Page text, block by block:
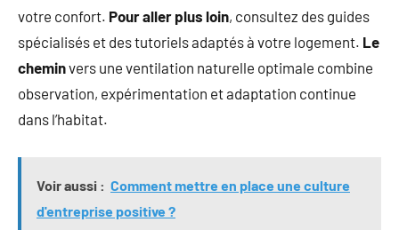
votre confort. Pour aller plus loin, consultez des guides
spécialisés et des tutoriels adaptés à votre logement. Le
cheminvers une ventilation naturelle optimale combine
observation, expérimentation et adaptation continue
dans l’habitat.
Voir aussi : Comment mettre en place une culture
d'entreprise positive ?